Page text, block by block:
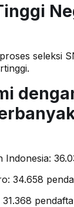
seleksi
Indonesia:
34.658